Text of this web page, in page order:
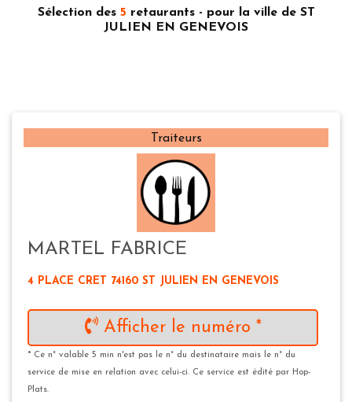
Sélection des 5 retaurants - pour la ville de ST
JULIEN EN GENEVOIS
Traiteurs
MARTEL FABRICE
4 PLACE CRET 74160 ST JULIEN EN GENEVOIS
Afficher le numéro *
* Ce n° valable 5 min n'est pas le n° du destinataire mais le n° du
service de mise en relation avec celui-ci. Ce service est édité par Hop-
Plats.